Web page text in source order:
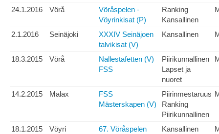
24.1.2016 Vörå
Vöråspelen -
Vöyrinkisat (P)
Ranking
Kansallinen
2.1.2016 Seinäjoki
XXXIV Seinäjoen
talvikisat (V)
Kansallinen
18.3.2015 Vörå
Nallestafetten (V)
FSS
Piirikunnallinen
Lapset ja
nuoret
14.2.2015 Malax
FSS
Mästerskapen (V)
Piirinmestaruus
Ranking
Piirikunnallinen
18.1.2015 Vöyri
67. Vöråspelen
Kansallinen